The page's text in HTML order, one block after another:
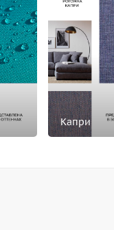
Капри